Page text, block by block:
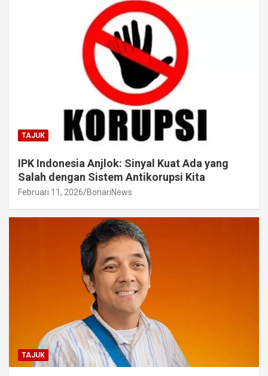
TAJUK
IPK Indonesia Anjlok: Sinyal Kuat Ada yang
Salah dengan Sistem Antikorupsi Kita
Februari 11, 2026 BonariNews
TAJUK